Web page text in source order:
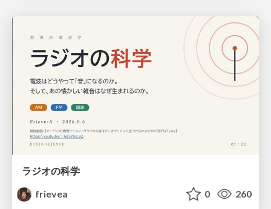
ラジオの科学
frievea
0 260